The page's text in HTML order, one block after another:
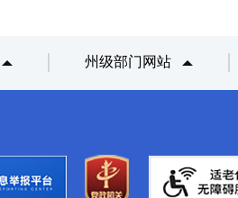
州级部门网站